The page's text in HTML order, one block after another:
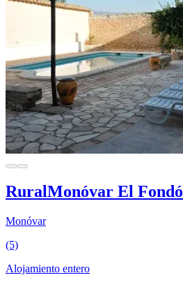
RuralMonóvar El Fondó
Monóvar
(5)
Alojamiento entero